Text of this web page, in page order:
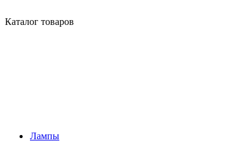
Каталог товаров
Лампы